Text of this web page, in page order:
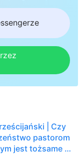
| Czy
pastorom
jest tożsame z